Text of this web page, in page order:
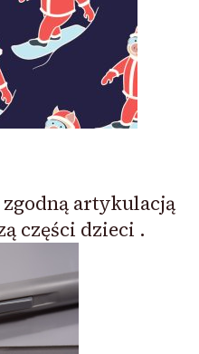
artykulacją
części dzieci .